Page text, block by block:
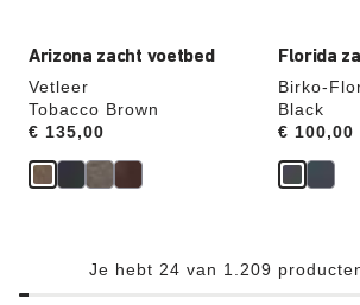
Arizona zacht voetbed
Vetleer
Tobacco Brown
Price:
€ 135,00
Florida
Birko-
Black
Price:
€ 100,00
Je hebt 24 van 1.209